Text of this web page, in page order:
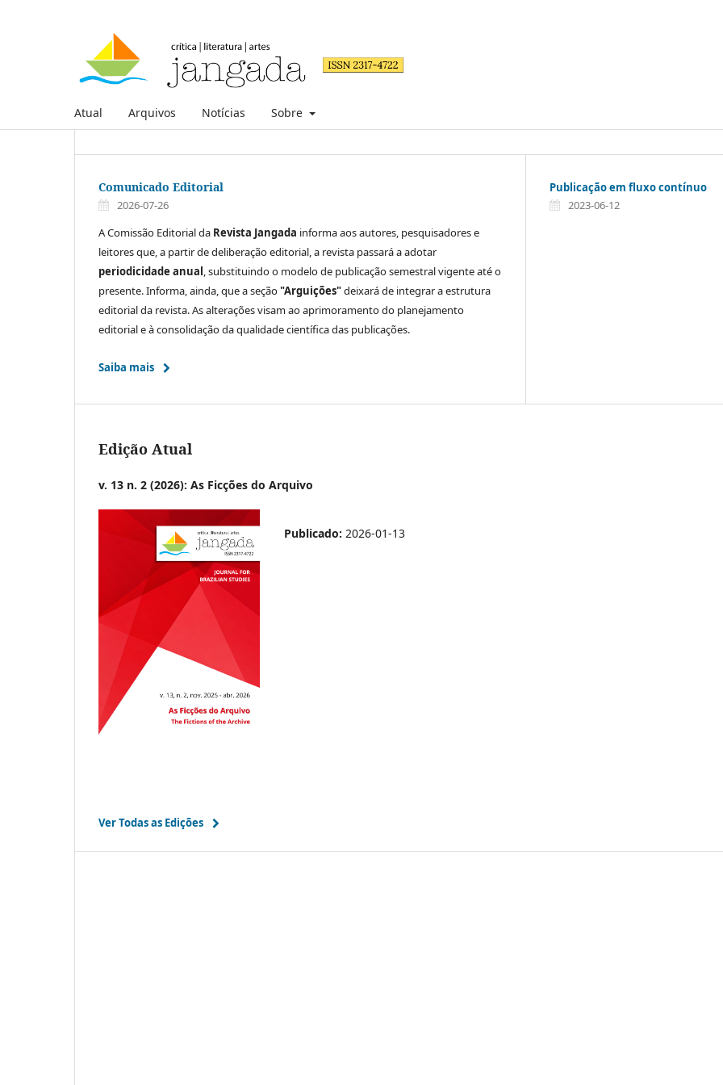
Atual Arquivos Notícias Sobre
Comunicado Editorial
2026-07-26
A Comissão Editorial da Revista Jangada informa aos autores, pesquisadores e
leitores que, a partir de deliberação editorial, a revista passará a adotar
periodicidade anual, substituindo o modelo de publicação semestral vigente até o
presente. Informa, ainda, que a seção"Arguições"deixará de integrar a estrutura
editorial da revista. As alterações visam ao aprimoramento do planejamento
editorial e à consolidação da qualidade científica das publicações.
Saiba mais
Publicação em fluxo contínuo
2023-06-12
Edição Atual
v. 13 n. 2 (2026): As Ficções do Arquivo
Publicado: 2026-01-13
Ver Todas as Edições